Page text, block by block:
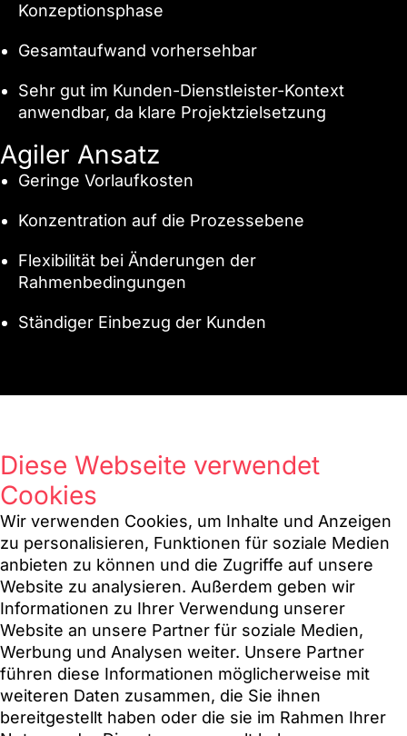
Konzeptionsphase
Gesamtaufwand vorhersehbar
Sehr gut im Kunden-Dienstleister-Kontext
anwendbar, da klare Projektzielsetzung
Agiler Ansatz
Geringe Vorlaufkosten
Konzentration auf die Prozessebene
Flexibilität bei Änderungen der
Rahmenbedingungen
Ständiger Einbezug der Kunden
bestmögliche Planbarkeit mit
höchstmöglicher Flexibilität.
Wir beginnen mit der Konzeption, bei der die fünf
Projektdimensionen kompakt und strukturiert
konkretisiert werden. Anschließend erfolgt die
Umsetzung in einer iterativen Weise gemäß den
Prinzipien von SCRUM, was eine agile
Vorgehensweise gewährleistet. Nach Abschluss
der Umsetzung folgt der Test- und Go-Live-
Prozess, der strukturiert und geplant ist, um das
Projekt standardisiert und effizient abzuschließen.
Diese Webseite verwendet
Cookies
Wir verwenden Cookies, um Inhalte und Anzeigen
zu personalisieren, Funktionen für soziale Medien
anbieten zu können und die Zugriffe auf unsere
Website zu analysieren. Außerdem geben wir
Informationen zu Ihrer Verwendung unserer
Website an unsere Partner für soziale Medien,
Werbung und Analysen weiter. Unsere Partner
führen diese Informationen möglicherweise mit
weiteren Daten zusammen, die Sie ihnen
bereitgestellt haben oder die sie im Rahmen Ihrer